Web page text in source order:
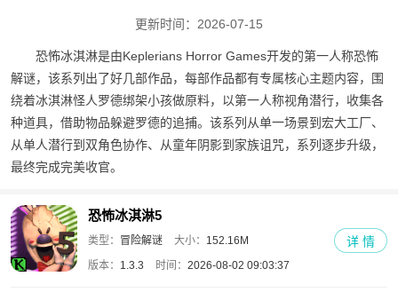
更新时间：2026-07-15
恐怖冰淇淋是由Keplerians Horror Games开发的第一人称恐怖
解谜，该系列出了好几部作品，每部作品都有专属核心主题内容，围
绕着冰淇淋怪人罗德绑架小孩做原料，以第一人称视角潜行，收集各
种道具，借助物品躲避罗德的追捕。该系列从单一场景到宏大工厂、
从单人潜行到双角色协作、从童年阴影到家族诅咒，系列逐步升级，
最终完成完美收官。
恐怖冰淇淋5
类型： 冒险解谜 大小： 152.16M
版本： 1.3.3 时间： 2026-08-02 09:03:37
详 情